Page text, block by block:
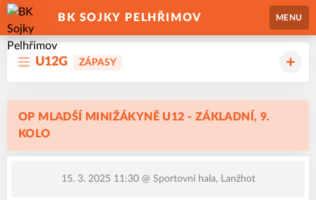
BK SOJKY PELHŘIMOV MENU
U12G ZÁPASY
OP MLADŠÍ MINIŽÁKYNĚ U12 - ZÁKLADNÍ, 9.
KOLO
15. 3. 2025 11:30@ Sportovní hala, Lanžhot